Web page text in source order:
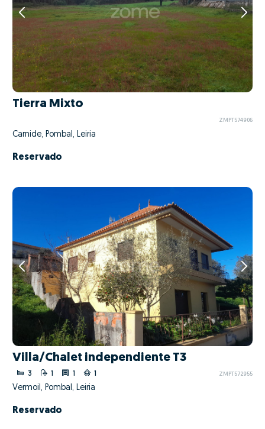
Tierra Mixto
ZMPT574906
Carnide, Pombal, Leiria
Reservado
Villa/Chalet independiente T3
3 1 1 1 ZMPT572955
Vermoil, Pombal, Leiria
Reservado